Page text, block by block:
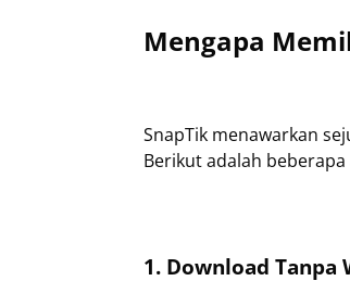
Mengapa
SnapTik menawarkan
Berikut adalah
1. Download Tanpa